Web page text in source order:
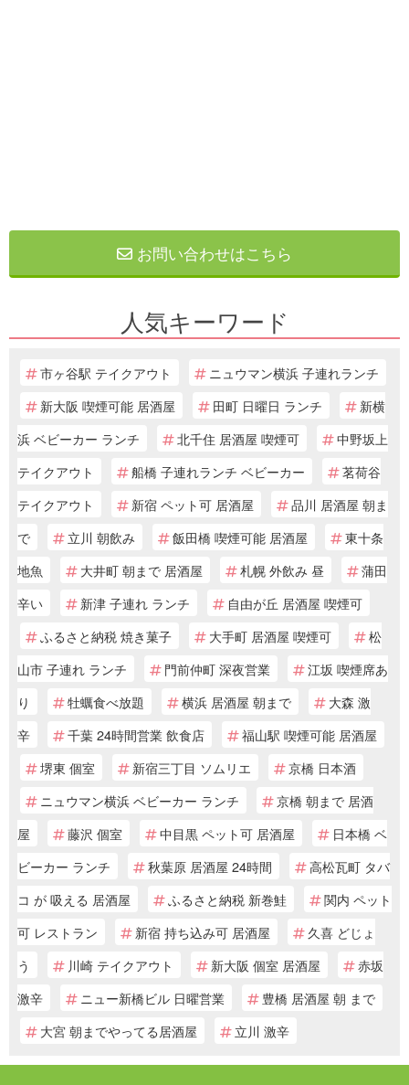
お問い合わせはこちら
人気キーワード
市ヶ谷駅 テイクアウト
ニュウマン横浜 子連れランチ
新大阪 喫煙可能 居酒屋
田町 日曜日 ランチ
新横
浜 ベビーカー ランチ
北千住 居酒屋 喫煙可
中野坂上
テイクアウト
船橋 子連れランチ ベビーカー
茗荷谷
テイクアウト
新宿 ペット可 居酒屋
品川 居酒屋 朝ま
で
立川 朝飲み 飯田橋 喫煙可能 居酒屋
東十条
地魚
大井町 朝まで 居酒屋 札幌 外飲み 昼
蒲田
辛い
新津 子連れ ランチ
自由が丘 居酒屋 喫煙可
ふるさと納税 焼き菓子
大手町 居酒屋 喫煙可
松
山市 子連れ ランチ
門前仲町 深夜営業
江坂 喫煙席あ
り
牡蠣食べ放題 横浜 居酒屋 朝まで
大森 激
辛
千葉 24時間営業 飲食店
福山駅 喫煙可能 居酒屋
堺東 個室
新宿三丁目 ソムリエ
京橋 日本酒
ニュウマン横浜 ベビーカー ランチ
京橋 朝まで 居酒
屋
藤沢 個室 中目黒 ペット可 居酒屋
日本橋 ベ
ビーカー ランチ
秋葉原 居酒屋 24時間
高松瓦町 タバ
コ が 吸える 居酒屋
ふるさと納税 新巻鮭
関内 ペット
可 レストラン
新宿 持ち込み可 居酒屋
久喜 どじょ
う
川崎 テイクアウト 新大阪 個室 居酒屋
赤坂
激辛
ニュー新橋ビル 日曜営業
豊橋 居酒屋 朝 まで
大宮 朝までやってる居酒屋
立川 激辛